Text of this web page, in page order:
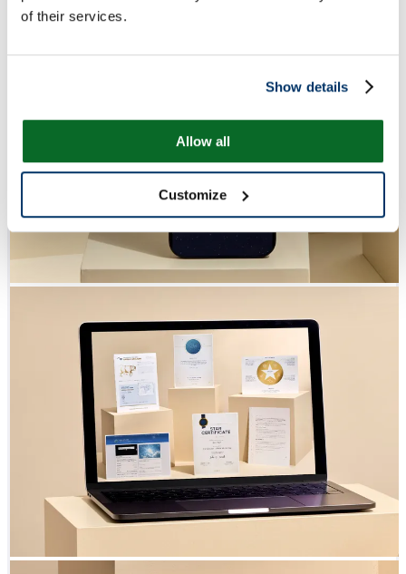
of their services.
Show details
Allow all
Customize